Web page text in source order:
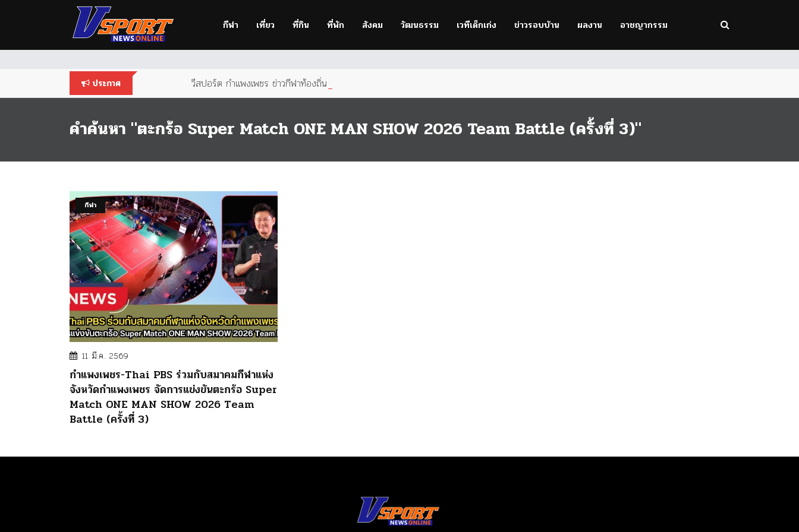
outdated
กีฬา เที่ยว ที่กิน ที่พัก สังคม วัฒนธรรม เวทีเด็กเก่ง ข่าวรอบบ้าน ผลงาน อาชญากรรม
ประกาศ วีสปอร์ต กำแพงเพชร ข่าวกีฬาท้องถิ่นเพื่อคนกำแพง
คำค้นหา "ตะกร้อ Super Match ONE MAN SHOW 2026 Team Battle (ครั้งที่ 3)"
กีฬา
11 มี.ค. 2569
กำแพงเพชร-Thai PBS ร่วมกับสมาคมกีฬาแห่ง
จังหวัดกำแพงเพชร จัดการแข่งขันตะกร้อ Super
Match ONE MAN SHOW 2026 Team
Battle (ครั้งที่ 3)